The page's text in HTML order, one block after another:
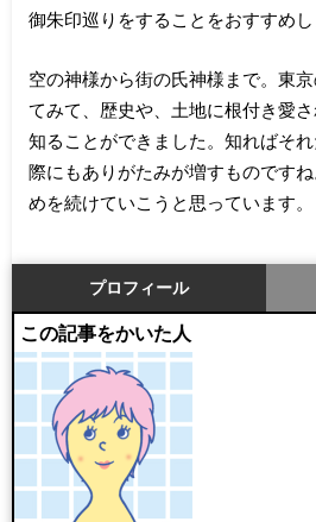
御朱印巡りをすることをおすすめし
空の神様から街の氏神様まで。東
てみて、歴史や、土地に根付き愛
知ることができました。知ればそ
際にもありがたみが増すものです
めを続けていこうと思っています。
プロフィール
この記事をかいた人